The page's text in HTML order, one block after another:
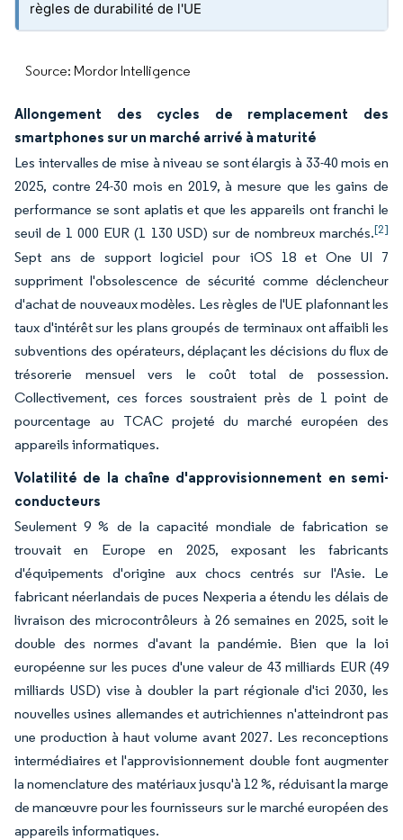
règles de durabilité de l'UE
Source: Mordor Intelligence
Allongement des cycles de remplacement des
smartphones sur un marché arrivé à maturité
Les intervalles de mise à niveau se sont élargis à 33-40 mois en
2025, contre 24-30 mois en 2019, à mesure que les gains de
performance se sont aplatis et que les appareils ont franchi le
seuil de 1 000 EUR (1 130 USD) sur de nombreux marchés.[2]
Sept ans de support logiciel pour iOS 18 et One UI 7
suppriment l'obsolescence de sécurité comme déclencheur
d'achat de nouveaux modèles. Les règles de l'UE plafonnant les
taux d'intérêt sur les plans groupés de terminaux ont affaibli les
subventions des opérateurs, déplaçant les décisions du flux de
trésorerie mensuel vers le coût total de possession.
Collectivement, ces forces soustraient près de 1 point de
pourcentage au TCAC projeté du marché européen des
appareils informatiques.
Volatilité de la chaîne d'approvisionnement en semi-
conducteurs
Seulement 9 % de la capacité mondiale de fabrication se
trouvait en Europe en 2025, exposant les fabricants
d'équipements d'origine aux chocs centrés sur l'Asie. Le
fabricant néerlandais de puces Nexperia a étendu les délais de
livraison des microcontrôleurs à 26 semaines en 2025, soit le
double des normes d'avant la pandémie. Bien que la loi
européenne sur les puces d'une valeur de 43 milliards EUR (49
milliards USD) vise à doubler la part régionale d'ici 2030, les
nouvelles usines allemandes et autrichiennes n'atteindront pas
une production à haut volume avant 2027. Les reconceptions
intermédiaires et l'approvisionnement double font augmenter
la nomenclature des matériaux jusqu'à 12 %, réduisant la marge
de manœuvre pour les fournisseurs sur le marché européen des
appareils informatiques.